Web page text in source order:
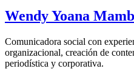
Wendy Yoana
Comunicadora social con
organizacional, creación de
periodística y corporativa.